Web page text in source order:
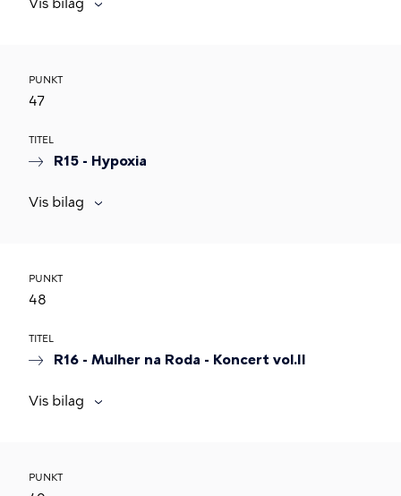
PUNKT
47
TITEL
R15 - Hypoxia
Vis bilag
PUNKT
48
TITEL
R16 - Mulher na Roda - Koncert vol.II
Vis bilag
PUNKT